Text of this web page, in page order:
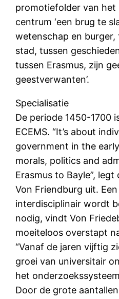
promotiefolder van het
centrum ‘een brug te
wetenschap en
stad, tussen
tussen Erasmus, zijn
geestverwanten’.
Specialisatie
De periode 1450-1700
ECEMS. “It’s about
government in the
morals, politics and
Erasmus to Bayle”,
Von Friendburg uit.
interdisciplinair wordt
nodig, vindt Von
moeiteloos overstapt
“Vanaf de jaren vijftig
groei van universitair
het
Door de grote